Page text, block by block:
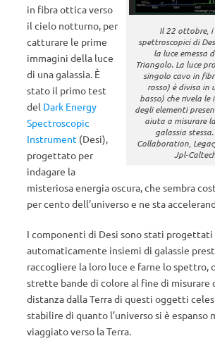
Il 22 ottobre, i
spettroscopici di
la luce emessa
Triangolo. La luce
singolo cavo in
rosso) è divisa in
basso) che rivela
degli elementi
aiuta a misurare
galassia
Collaboration,
Jpl-
in fibra ottica verso
il cielo notturno, per
catturare le prime
immagini della luce
di una galassia. È
stato il primo test
del Dark Energy
Spectroscopic
Instrument (Desi),
progettato per
indagare la
misteriosa energia oscura, che sembra
per cento dell’universo e ne sta
I componenti di Desi sono stati progettati
automaticamente insiemi di galassie
raccogliere la loro luce e farne lo spettro,
strette bande di colore al fine di misurare
distanza dalla Terra di questi oggetti
stabilire di quanto l’universo si è espanso
viaggiato verso la Terra.